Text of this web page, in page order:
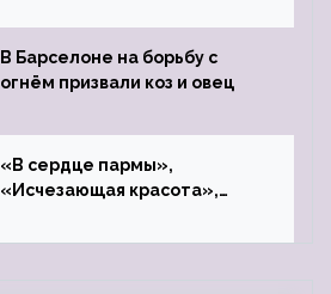
В Барселоне на борьбу с
огнём призвали коз и овец
«В сердце пармы»,
«Исчезающая красота»,